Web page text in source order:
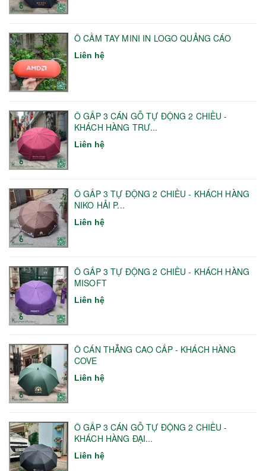
Ô CẦM TAY MINI IN LOGO QUẢNG CÁO
Liên hệ
Ô GẤP 3 CÁN GỖ TỰ ĐỘNG 2 CHIỀU -
KHÁCH HÀNG TRƯ...
Liên hệ
Ô GẤP 3 TỰ ĐỘNG 2 CHIỀU - KHÁCH HÀNG
NIKO HẢI P...
Liên hệ
Ô GẤP 3 TỰ ĐỘNG 2 CHIỀU - KHÁCH HÀNG
MISOFT
Liên hệ
Ô CÁN THẲNG CAO CẤP - KHÁCH HÀNG
COVE
Liên hệ
Ô GẤP 3 CÁN GỖ TỰ ĐỘNG 2 CHIỀU -
KHÁCH HÀNG ĐẠI...
Liên hệ